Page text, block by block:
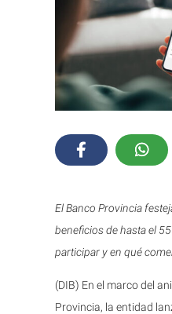
El Banco Provincia
beneficios de hasta el
participar y en qué
(DIB) En el marco del
Provincia, la entidad